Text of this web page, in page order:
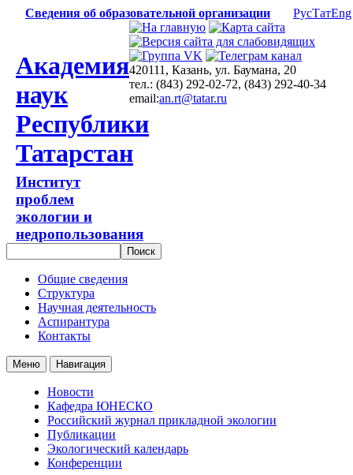
Сведения об образовательной организации РусТатEng
Академия
наук
Республики
Татарстан
Институт
проблем
экологии и
недропользования
420111, Казань, ул. Баумана, 20
тел.: (843) 292-02-72, (843) 292-40-34
email:an.rt@tatar.ru
Общие сведения
Структура
Научная деятельность
Аспирантура
Контакты
Меню Навигация
Новости
Кафедра ЮНЕСКО
Российский журнал прикладной экологии
Публикации
Экологический календарь
Конференции